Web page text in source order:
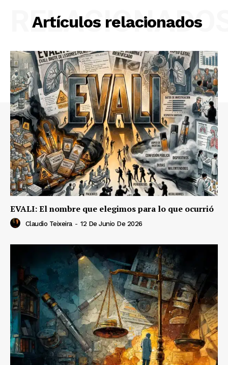
Artículos relacionados
EVALI: El nombre que elegimos para lo que ocurrió
Claudio Teixeira - 12 De Junio De 2026